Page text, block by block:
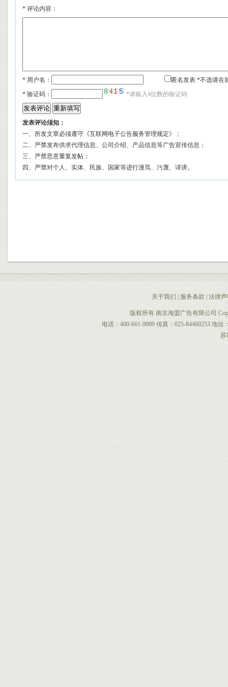
* 评论内容：
* 用户名：
匿名发表 *不选请在
* 验证码： *请输入4位数的验证码
发表评论须知：
一、所发文章必须遵守《互联网电子公告服务管理规定》；
二、严禁发布供求代理信息、公司介绍、产品信息等广告宣传信息；
三、严禁恶意重复发帖；
四、严禁对个人、实体、民族、国家等进行漫骂、污蔑、诽谤。
关于我们 服务条款 法律
版权所有 南京海盟广告有限公司
电话：400-661-9909 传真：025-84460253 地
苏